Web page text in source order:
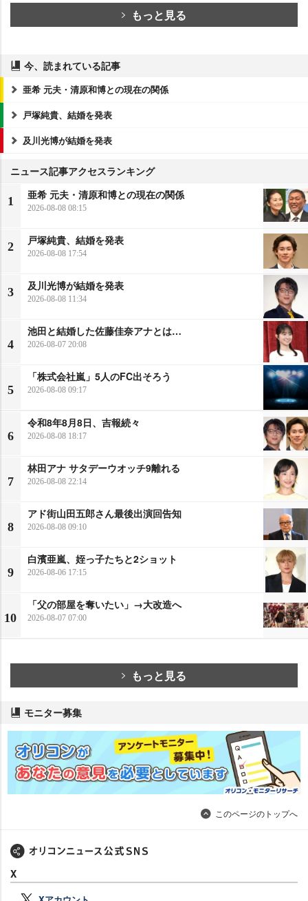
もっと見る
今、読まれている記事
亜希 元夫・清原和博との現在の関係
戸塚純貴、結婚を発表
及川光博が結婚を発表
ニュース記事アクセスランキング
1
亜希 元夫・清原和博との現在の関係
2026-08-08 08:15
2
戸塚純貴、結婚を発表
2026-08-08 17:54
3
及川光博が結婚を発表
2026-08-08 11:34
4
池田と結婚した佐藤佳奈アナとは…
2026-08-07 20:08
5
「株式会社嵐」5人のFC出そろう
2026-08-08 09:17
6
令和8年8月8日、吉報続々
2026-08-08 18:17
7
林田アナ サタデーウオッチ9離れる
2026-08-08 22:14
8
アド街山田五郎さん最後出演回告知
2026-08-08 09:10
9
白濱亜嵐、姪っ子たちと2ショット
2026-08-06 17:15
10
「父の部屋を奪いたい」→大改造へ
2026-08-07 07:00
もっと見る
モニター募集
このページのトップへ
X